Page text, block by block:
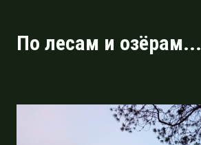
содержимому
По лесам и озёрам...